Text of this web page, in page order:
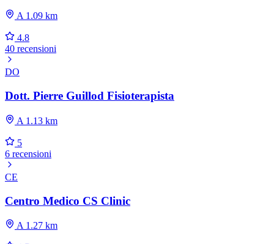
A 1.09 km
4.8
40 recensioni
DO
Dott. Pierre Guillod Fisioterapista
A 1.13 km
5
6 recensioni
CE
Centro Medico CS Clinic
A 1.27 km